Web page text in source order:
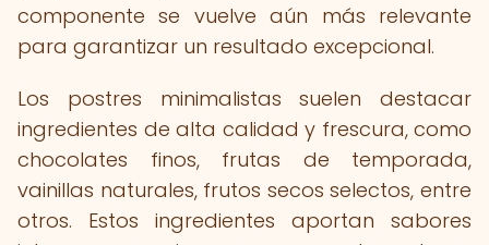
componente se vuelve aún más relevante
para garantizar un resultado excepcional.
Los postres minimalistas suelen destacar
ingredientes de alta calidad y frescura, como
chocolates finos, frutas de temporada,
vainillas naturales, frutos secos selectos, entre
otros. Estos ingredientes aportan sabores